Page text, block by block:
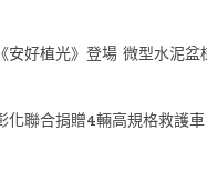
安好植光》登場 微型水泥
化聯合捐贈4輛高規格救護